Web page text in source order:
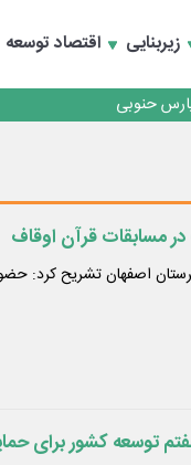
زیربنایی اقتصاد توسعهمنطقه یک
منطقه یک
تجارت و همگرایی
مسابقات قرآن اوقاف
توکلی
توسعه کشور برای